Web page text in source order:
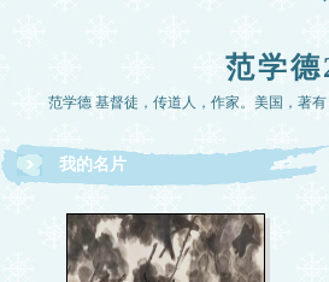
范学
范学德 基督徒，传道人，作家。美国，著
我的名片